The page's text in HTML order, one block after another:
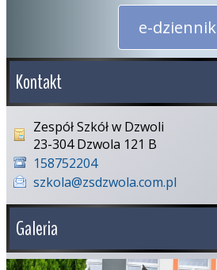
e-dziennik
Kontakt
Zespół Szkół w Dzwoli
23-304 Dzwola 121 B
158752204
szkola@zsdzwola.com.pl
Galeria